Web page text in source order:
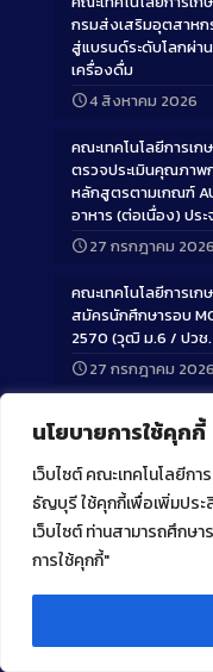
นโยบายการใช้คุกกี้
เว็บไซต์ คณะเทคโนโลยีก
ธัญบุรี ใช้คุกกี้เพื่อเพิ่มปร
เว็บไซต์ ท่านสามารถศึกษ
การใช้คุกกี้"
กรมส่งเสริมอุตสาห
สู่แบรนด์ระดับโลกผ่า
เครื่องดื่ม
4 สิงหาคม 2026
คณะเทคโนโลยีการเ
ตรวจประเมินคุณภาพ
หลักสูตรตามเกณฑ์
อาหาร (ต่อเนื่อง) ปร
27 กรกฎาคม 2026
คณะเทคโนโลยีการเ
สมัครนักศึกษารอบ
2570 (วุฒิ ม.6 / ปวช
27 กรกฎาคม 2026
เวลาทำการ
จันทร์ – ศุกร์
08.30 น. – 16.30 น.
เสาร์ – อาทิตย์